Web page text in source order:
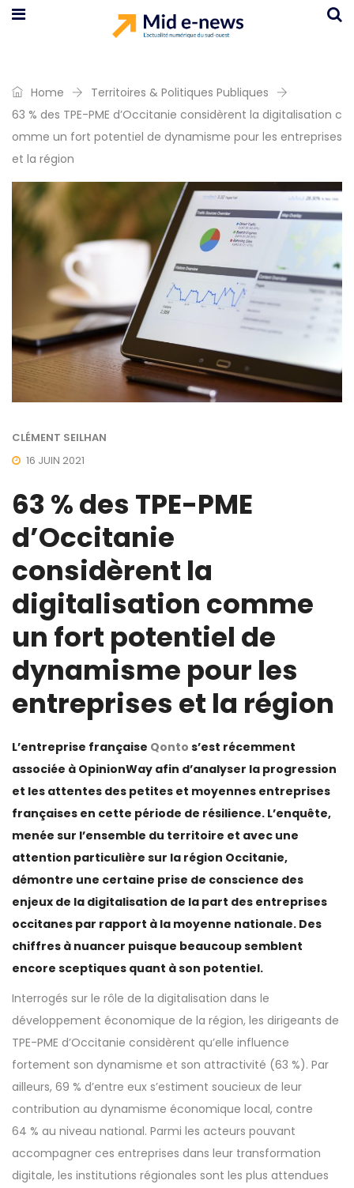
Home
Territoires & Politiques Publiques
63 % des TPE-PME d’Occitanie considèrent la digitalisation c
omme un fort potentiel de dynamisme pour les entreprises
et la région
CLÉMENT SEILHAN
16 JUIN 2021
63 % des TPE-PME
d’Occitanie
considèrent la
digitalisation comme
un fort potentiel de
dynamisme pour les
entreprises et la région
L’entreprise française Qonto s’est récemment
associée à OpinionWay afin d’analyser la progression
et les attentes des petites et moyennes entreprises
françaises en cette période de résilience. L’enquête,
menée sur l’ensemble du territoire et avec une
attention particulière sur la région Occitanie,
démontre une certaine prise de conscience des
enjeux de la digitalisation de la part des entreprises
occitanes par rapport à la moyenne nationale. Des
chiffres à nuancer puisque beaucoup semblent
encore sceptiques quant à son potentiel.
Interrogés sur le rôle de la digitalisation dans le
développement économique de la région, les dirigeants de
TPE-PME d’Occitanie considèrent qu’elle influence
fortement son dynamisme et son attractivité (63 %). Par
ailleurs, 69 % d’entre eux s’estiment soucieux de leur
contribution au dynamisme économique local, contre
64 % au niveau national. Parmi les acteurs pouvant
accompagner ces entreprises dans leur transformation
digitale, les institutions régionales sont les plus attendues